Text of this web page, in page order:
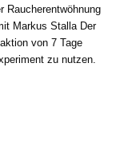
Raucherentwöhnung
Markus Stalla Der
von 7 Tage
zu nutzen.